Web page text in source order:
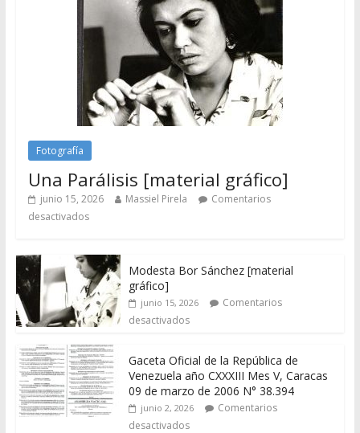
Fotografía
Una Parálisis [material gráfico]
junio 15, 2026 Massiel Pirela
Comentarios
desactivados
Modesta Bor Sánchez [material
gráfico]
junio 15, 2026
Comentarios
desactivados
Gaceta Oficial de la República de
Venezuela año CXXXIII Mes V, Caracas
09 de marzo de 2006 N° 38.394
junio 2, 2026
Comentarios
desactivados